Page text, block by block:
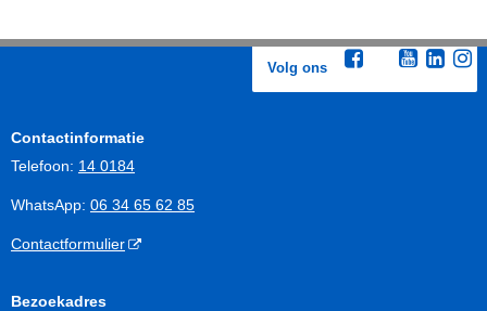
Volg ons
Contactinformatie
Telefoon: 14 0184
WhatsApp: 06 34 65 62 85
Contactformulier
Bezoekadres